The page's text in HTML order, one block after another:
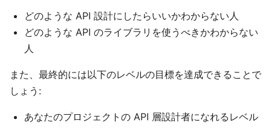
どのような API 設計にしたらいいかわからない人
どのような API のライブラリを使うべきかわからない
人
また、最終的には以下のレベルの目標を達成できることで
しょう:
あなたのプロジェクトの API 層設計者になれるレベル